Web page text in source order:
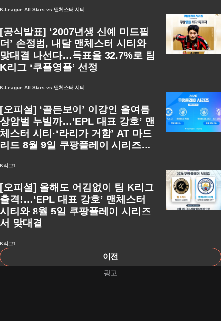
K-League All Stars vs 맨체스터 시티
[공식발표] ‘2007년생 신예 미드필
더’ 손정범, 내달 맨체스터 시티와
맞대결 나선다…득표율 32.7%로 팀
K리그 ‘쿠플영플’ 선정
K-League All Stars vs 맨체스터 시티
[오피셜] ‘골든보이’ 이강인 올여름
상암벌 누빌까…‘EPL 대표 강호’ 맨
체스터 시티·‘라리가 거함’ AT 마드
리드 8월 9일 쿠팡플레이 시리즈서
K리그1
[오피셜] 올해도 어김없이 팀 K리그
출격!…‘EPL 대표 강호’ 맨체스터
시티와 8월 5일 쿠팡플레이 시리즈
서 맞대결
K리그1
이전